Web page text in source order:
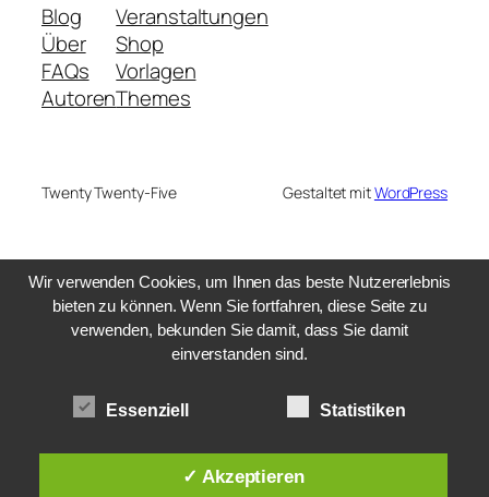
Blog
Über
FAQs
Autoren
Veranstaltungen
Shop
Vorlagen
Themes
Twenty Twenty-Five Gestaltet mitWordPress
Wir verwenden Cookies, um Ihnen das beste Nutzererlebnis
bieten zu können. Wenn Sie fortfahren, diese Seite zu
verwenden, bekunden Sie damit, dass Sie damit
einverstanden sind.
Essenziell Statistiken
✓ Akzeptieren